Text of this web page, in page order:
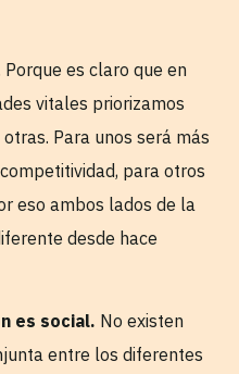
Porque es claro que en
vitales priorizamos
Para unos será más
para otros
eso ambos lados de la
desde hace
es social. No existen
entre los diferentes